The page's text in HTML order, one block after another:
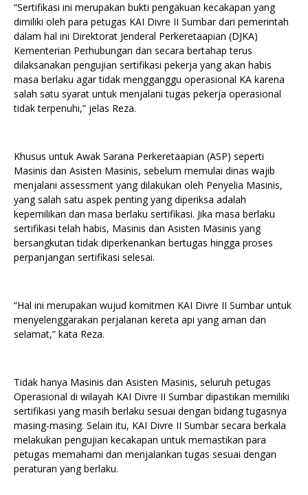
“Sertifikasi ini merupakan bukti pengakuan kecakapan yang
dimiliki oleh para petugas KAI Divre II Sumbar dari pemerintah
dalam hal ini Direktorat Jenderal Perkeretaapian (DJKA)
Kementerian Perhubungan dan secara bertahap terus
dilaksanakan pengujian sertifikasi pekerja yang akan habis
masa berlaku agar tidak mengganggu operasional KA karena
salah satu syarat untuk menjalani tugas pekerja operasional
tidak terpenuhi,” jelas Reza.
Khusus untuk Awak Sarana Perkeretaapian (ASP) seperti
Masinis dan Asisten Masinis, sebelum memulai dinas wajib
menjalani assessment yang dilakukan oleh Penyelia Masinis,
yang salah satu aspek penting yang diperiksa adalah
kepemilikan dan masa berlaku sertifikasi. Jika masa berlaku
sertifikasi telah habis, Masinis dan Asisten Masinis yang
bersangkutan tidak diperkenankan bertugas hingga proses
perpanjangan sertifikasi selesai.
“Hal ini merupakan wujud komitmen KAI Divre II Sumbar untuk
menyelenggarakan perjalanan kereta api yang aman dan
selamat,” kata Reza.
Tidak hanya Masinis dan Asisten Masinis, seluruh petugas
Operasional di wilayah KAI Divre II Sumbar dipastikan memiliki
sertifikasi yang masih berlaku sesuai dengan bidang tugasnya
masing-masing. Selain itu, KAI Divre II Sumbar secara berkala
melakukan pengujian kecakapan untuk memastikan para
petugas memahami dan menjalankan tugas sesuai dengan
peraturan yang berlaku.